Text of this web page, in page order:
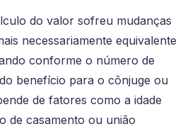
do valor sofreu mudanças
necessariamente equivalente
conforme o número de
do benefício para o cônjuge ou
de fatores como a idade
de casamento ou união